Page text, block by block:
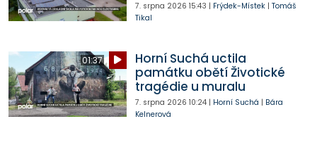
7. srpna 2026 15:43 | Frýdek-Místek| Tomáš
Tikal
01:37
Horní Suchá uctila
památku obětí Životické
tragédie u muralu
7. srpna 2026 10:24| Horní Suchá | Bára
Kelnerová